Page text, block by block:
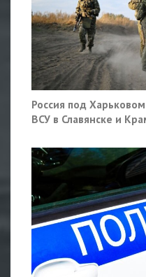
Россия под
ВСУ в Славянске и